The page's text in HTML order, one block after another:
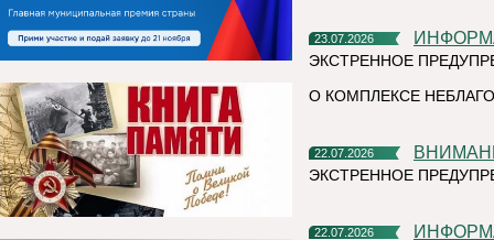
23.07.2026
ЭКСТРЕННОЕ
О КОМПЛЕКСЕ
22.07.2026
ЭКСТРЕННОЕ
22.07.2026